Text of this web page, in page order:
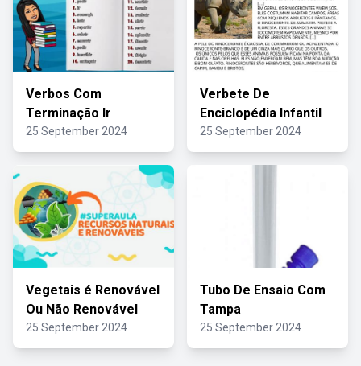
Verbos Com
Terminação Ir
25 September 2024
Verbete De
Enciclopédia Infantil
25 September 2024
Vegetais é Renovável
Ou Não Renovável
25 September 2024
Tubo De Ensaio Com
Tampa
25 September 2024